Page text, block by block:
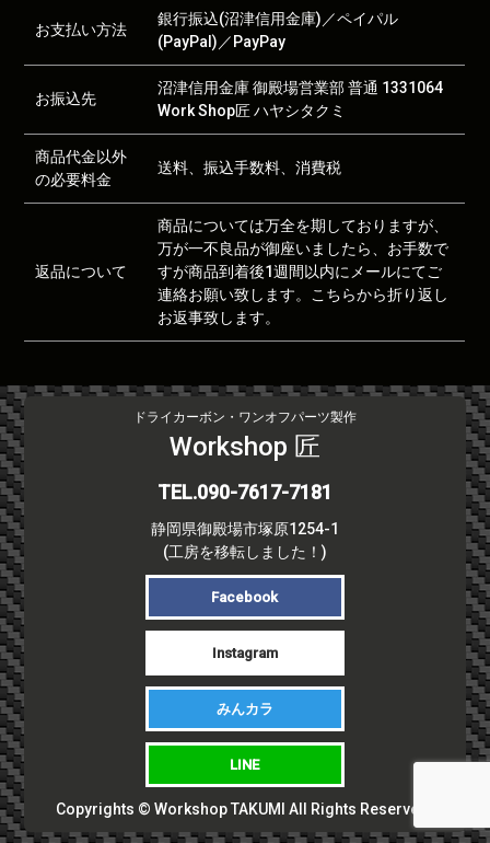
お支払い方法
銀行振込(沼津信用金庫)／ペイパル
(PayPal)／PayPay
お振込先
沼津信用金庫 御殿場営業部 普通 1331064
Work Shop匠 ハヤシタクミ
商品代金以外
の必要料金
送料、振込手数料、消費税
返品について
商品については万全を期しておりますが、
万が一不良品が御座いましたら、お手数で
すが商品到着後1週間以内にメールにてご
連絡お願い致します。こちらから折り返し
お返事致します。
ドライカーボン・ワンオフパーツ製作
Workshop 匠
TEL.090-7617-7181
静岡県御殿場市塚原1254-1
(工房を移転しました！)
Facebook
Instagram
みんカラ
LINE
Copyrights © Workshop TAKUMI All Rights Reserved.